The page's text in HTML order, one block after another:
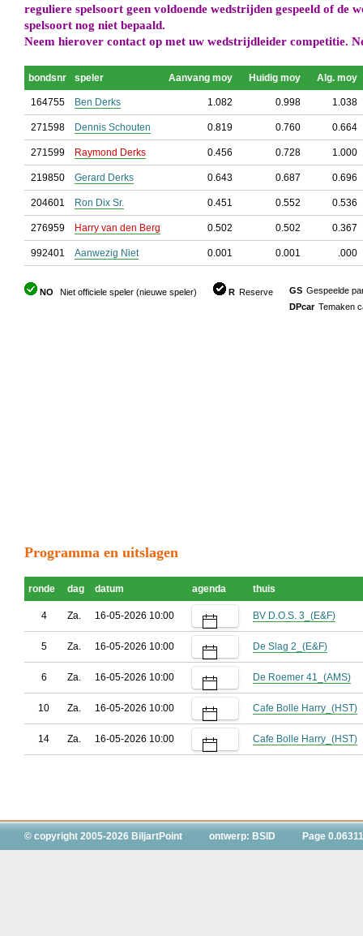
reguliere spelsoort geen voldoende wedstrijden gespeeld of
spelsoort nog niet bepaald.
Neem hierover contact op met uw wedstrijdleider competitie.
bondsnr speler Aanvang moy Huidig moy Alg. moy
164755 Ben Derks 1.082 0.998 1.038
271598 Dennis Schouten 0.819 0.760 0.664
271599 Raymond Derks 0.456 0.728 1.000
219850 Gerard Derks 0.643 0.687 0.696
204601 Ron Dix Sr. 0.451 0.552 0.536
276959 Harry van den Berg 0.502 0.502 0.367
992401 Aanwezig Niet 0.001 0.001 .000
NO Niet officiele speler (nieuwe speler) R Reserve GS Gespeelde
DPcar Temaken
Programma en uitslagen
ronde dag datum agenda thuis
4 Za. 16-05-2026 10:00 BV D.O.S. 3_(E&F)
5 Za. 16-05-2026 10:00 De Slag 2_(E&F)
6 Za. 16-05-2026 10:00 De Roemer 41_(AMS)
10 Za. 16-05-2026 10:00 Cafe Bolle Harry_(HST)
14 Za. 16-05-2026 10:00 Cafe Bolle Harry_(HST)
© copyright 2005-2026 BiljartPoint ontwerp: BSID Page